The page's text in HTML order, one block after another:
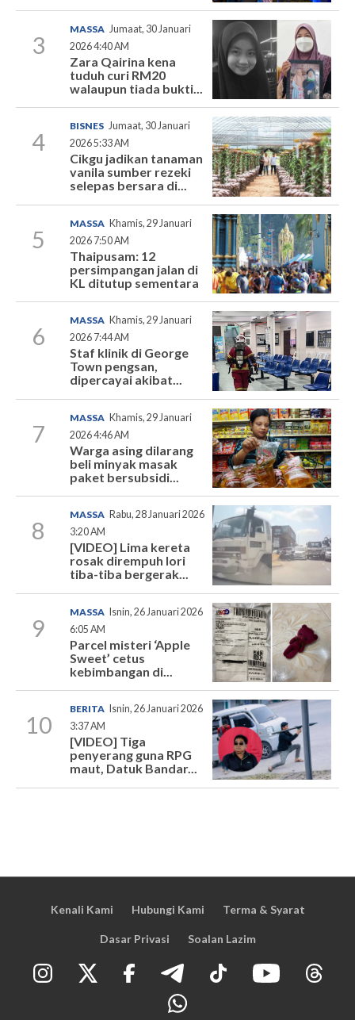
3
MASSA Jumaat, 30 Januari
2026 4:40 AM
Zara Qairina kena
tuduh curi RM20
walaupun tiada bukti...
4
BISNES Jumaat, 30 Januari
2026 5:33 AM
Cikgu jadikan tanaman
vanila sumber rezeki
selepas bersara di...
5
MASSA Khamis, 29 Januari
2026 7:50 AM
Thaipusam: 12
persimpangan jalan di
KL ditutup sementara
6
MASSA Khamis, 29 Januari
2026 7:44 AM
Staf klinik di George
Town pengsan,
dipercayai akibat...
7
MASSA Khamis, 29 Januari
2026 4:46 AM
Warga asing dilarang
beli minyak masak
paket bersubsidi...
8
MASSA Rabu, 28 Januari 2026
3:20 AM
[VIDEO] Lima kereta
rosak dirempuh lori
tiba-tiba bergerak...
9
MASSA
Isnin, 26 Januari 2026
6:05 AM
Parcel misteri ‘Apple
Sweet’ cetus
kebimbangan di...
10
BERITA
Isnin, 26 Januari 2026
3:37 AM
[VIDEO] Tiga
penyerang guna RPG
maut, Datuk Bandar...
Kenali Kami Hubungi Kami Terma & Syarat
Dasar Privasi Soalan Lazim